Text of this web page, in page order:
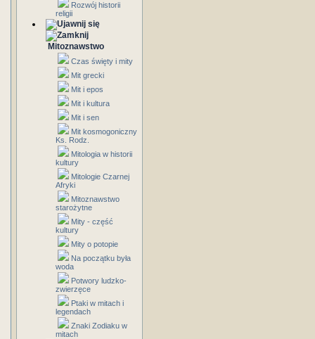
Rozwój historii
religii
Mitoznawstwo
Czas święty i mity
Mit grecki
Mit i epos
Mit i kultura
Mit i sen
Mit kosmogoniczny
Ks. Rodz.
Mitologia w historii
kultury
Mitologie Czarnej
Afryki
Mitoznawstwo
starożytne
Mity - część
kultury
Mity o potopie
Na początku była
woda
Potwory ludzko-
zwierzęce
Ptaki w mitach i
legendach
Znaki Zodiaku w
mitach